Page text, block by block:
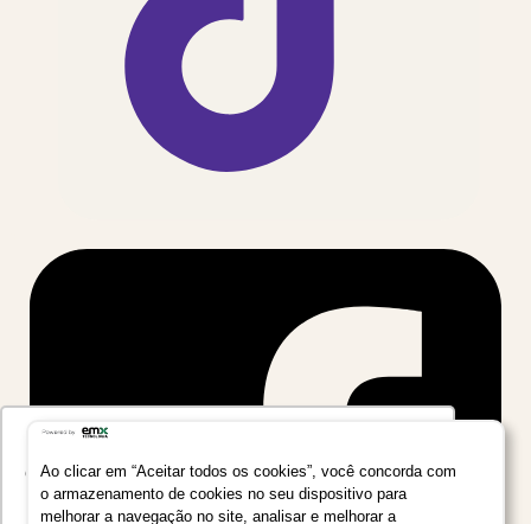
Utilizamos seus dados para oferecer uma
experiência mais relevante ao analisar e
personalizar conteúdos e anúncios em nossa
Ao clicar em “Aceitar todos os cookies”, você concorda com
o armazenamento de cookies no seu dispositivo para
melhorar a navegação no site, analisar e melhorar a